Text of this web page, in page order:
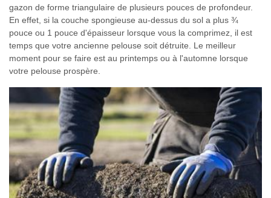
gazon de forme triangulaire de plusieurs pouces de profondeur.
En effet, si la couche spongieuse au-dessus du sol a plus ¾
pouce ou 1 pouce d'épaisseur lorsque vous la comprimez, il est
temps que votre ancienne pelouse soit détruite. Le meilleur
moment pour se faire est au printemps ou à l'automne lorsque
votre pelouse prospère.